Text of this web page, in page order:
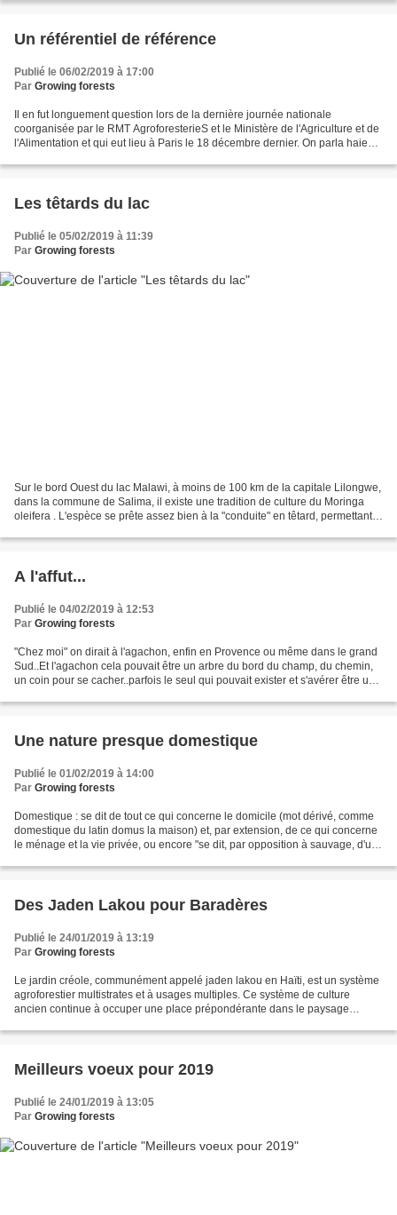
Un référentiel de référence
Publié le 06/02/2019 à 17:00
Par Growing forests
Il en fut longuement question lors de la dernière journée nationale
coorganisée par le RMT AgroforesterieS et le Ministère de l'Agriculture et de
l'Alimentation et qui eut lieu à Paris le 18 décembre dernier. On parla haies,
Les têtards du lac
Publié le 05/02/2019 à 11:39
Par Growing forests
Sur le bord Ouest du lac Malawi, à moins de 100 km de la capitale Lilongwe,
dans la commune de Salima, il existe une tradition de culture du Moringa
oleifera . L'espèce se prête assez bien à la "conduite" en têtard, permettant,
A l'affut...
Publié le 04/02/2019 à 12:53
Par Growing forests
"Chez moi" on dirait à l'agachon, enfin en Provence ou même dans le grand
Sud..Et l'agachon cela pouvait être un arbre du bord du champ, du chemin,
un coin pour se cacher..parfois le seul qui pouvait exister et s'avérer être un
Une nature presque domestique
Publié le 01/02/2019 à 14:00
Par Growing forests
Domestique : se dit de tout ce qui concerne le domicile (mot dérivé, comme
domestique du latin domus la maison) et, par extension, de ce qui concerne
le ménage et la vie privée, ou encore "se dit, par opposition à sauvage, d'un
Des Jaden Lakou pour Baradères
Publié le 24/01/2019 à 13:19
Par Growing forests
Le jardin créole, communément appelé jaden lakou en Haïti, est un système
agroforestier multistrates et à usages multiples. Ce système de culture
ancien continue à occuper une place prépondérante dans le paysage
Meilleurs voeux pour 2019
Publié le 24/01/2019 à 13:05
Par Growing forests